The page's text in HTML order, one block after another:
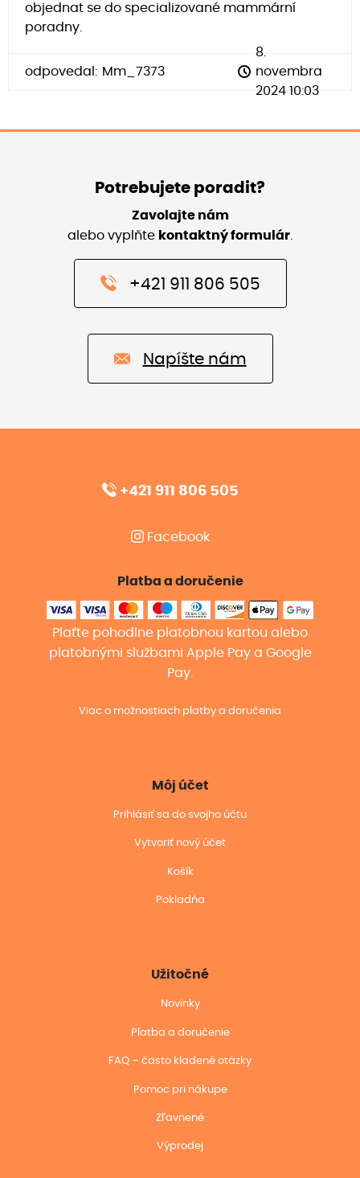
objednat se do specializované mammární
poradny.
odpovedal: Mm_7373
8.
novembra
2024 10:03
Potrebujete poradit?
Zavolajte nám
alebo vyplňte kontaktný formulár
+421 911 806 505
Napíšte nám
+421 911 806 505
Facebook
Platba a doručenie
Plaťte pohodlne platobnou kartou alebo
platobnými službami Apple Pay a Google
Pay.
Viac o možnostiach platby a doručenia
Môj účet
Prihlásiť sa do svojho účtu
Vytvoriť nový účet
Košík
Pokladňa
Užitočné
Novinky
Platba a doručenie
FAQ – často kladené otázky
Pomoc pri nákupe
Zľavnené
Výprodej